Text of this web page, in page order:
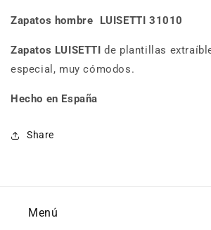
Zapatos hombre LUISETTI 31010
Zapatos LUISETTI de plantillas
especial, muy cómodos.
Hecho en España
Share
Menú